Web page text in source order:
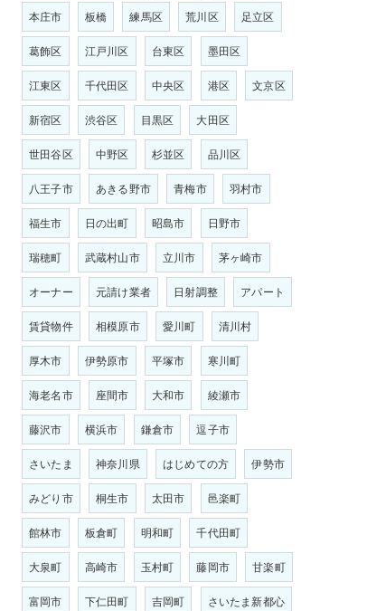
本庄市 板橋 練馬区 荒川区 足立区
葛飾区 江戸川区 台東区 墨田区
江東区 千代田区 中央区 港区 文京区
新宿区 渋谷区 目黒区 大田区
世田谷区 中野区 杉並区 品川区
八王子市 あきる野市 青梅市 羽村市
福生市 日の出町 昭島市 日野市
瑞穂町 武蔵村山市 立川市 茅ヶ崎市
オーナー 元請け業者 日射調整 アパート
賃貸物件 相模原市 愛川町 清川村
厚木市 伊勢原市 平塚市 寒川町
海老名市 座間市 大和市 綾瀬市
藤沢市 横浜市 鎌倉市 逗子市
さいたま 神奈川県 はじめての方 伊勢市
みどり市 桐生市 太田市 邑楽町
館林市 板倉町 明和町 千代田町
大泉町 高崎市 玉村町 藤岡市 甘楽町
富岡市 下仁田町 吉岡町 さいたま新都心